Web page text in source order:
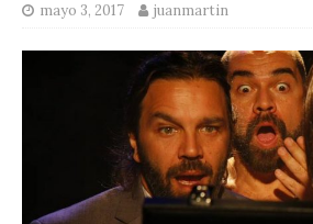
mayo 3, 2017 juanmartin